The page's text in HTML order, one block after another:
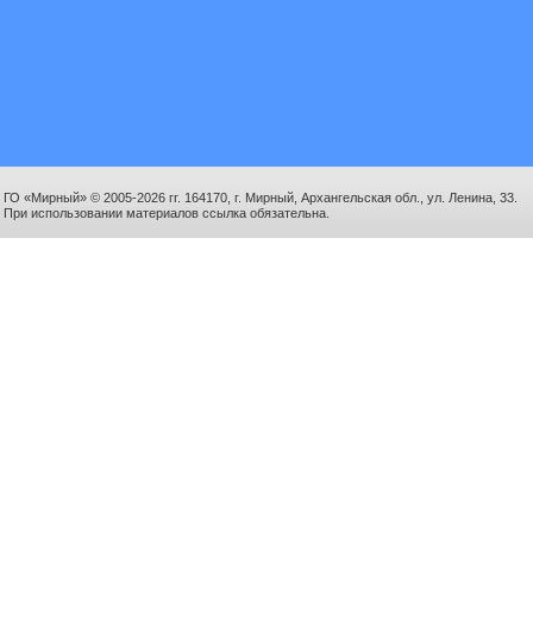
ГО «Мирный» © 2005-2026 гг. 164170, г. Мирный, Архангельская обл., ул. Ленина, 33.
При использовании материалов ссылка обязательна.